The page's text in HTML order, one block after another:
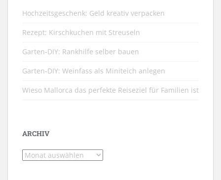
Hochzeitsgeschenk: Geld kreativ verpacken
Rezept: Kirschkuchen mit Streuseln
Garten-DIY: Rankhilfe selber bauen
Garten-DIY: Weinfass als Miniteich anlegen
Wieso Mallorca das perfekte Reiseziel für Familien ist
ARCHIV
Archiv